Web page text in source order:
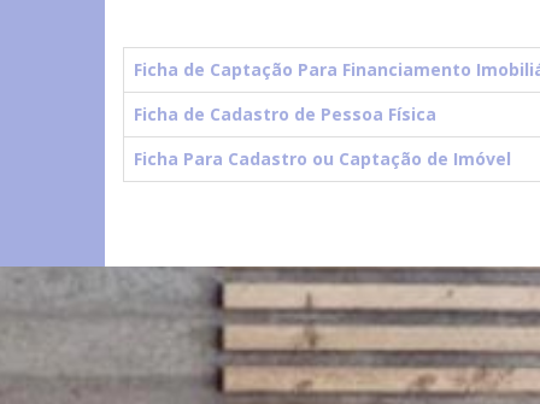
Ficha de Captação Para Financiamento
Ficha de Cadastro de Pessoa Física
Ficha Para Cadastro ou Captação de Imóvel